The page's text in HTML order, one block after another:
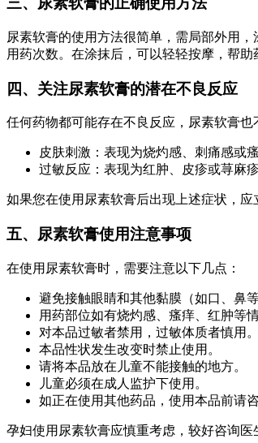
尿素软膏的使用方法很简单，需局部外用
用药次数。在涂抹后，可以轻轻按摩，帮助
四、关注尿素软膏的潜在不良反应
任何药物都可能存在不良反应，尿素软膏
皮肤刺激：表现为烧灼感、刺痛感或瘙
过敏反应：表现为红肿、皮疹或荨麻疹
如果您在使用尿素软膏后出现上述症状，
五、尿素软膏使用注意事项
在使用尿素软膏时，需要注意以下几点：
避免接触眼睛和其他黏膜（如口、鼻
用药部位如有烧灼感、瘙痒、红肿等
对本品过敏者禁用，过敏体质者慎用。
本品性状发生改变时禁止使用。
请将本品放在儿童不能接触的地方。
儿童必须在成人监护下使用。
如正在使用其他药品，使用本品前请
孕妇使用尿素软膏应慎重考虑，较好咨询